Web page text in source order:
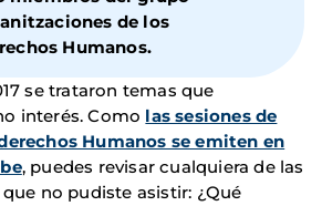
de los
Humanos.
se trataron temas que
interés. Como las sesiones de
Humanos se emiten en
, puedes revisar cualquiera de las
no pudiste asistir: ¿Qué